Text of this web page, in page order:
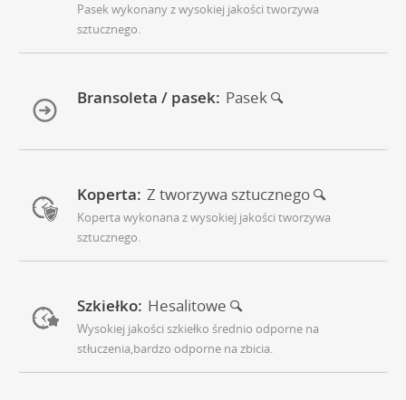
Pasek wykonany z wysokiej jakości tworzywa
sztucznego.
Bransoleta / pasek: Pasek
Koperta: Z tworzywa sztucznego
Koperta wykonana z wysokiej jakości tworzywa
sztucznego.
Szkiełko: Hesalitowe
Wysokiej jakości szkiełko średnio odporne na
stłuczenia,bardzo odporne na zbicia.